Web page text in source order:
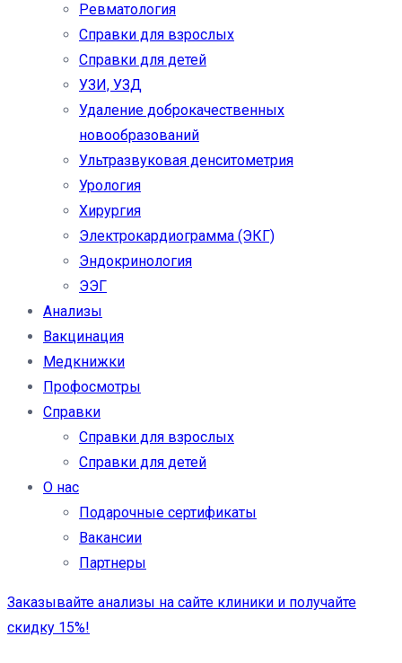
Ревматология
Справки для взрослых
Справки для детей
УЗИ, УЗД
Удаление доброкачественных
новообразований
Ультразвуковая денситометрия
Урология
Хирургия
Электрокардиограмма (ЭКГ)
Эндокринология
ЭЭГ
Анализы
Вакцинация
Медкнижки
Профосмотры
Справки
Справки для взрослых
Справки для детей
О нас
Подарочные сертификаты
Вакансии
Партнеры
Заказывайте анализы на сайте клиники и получайте
скидку 15%!